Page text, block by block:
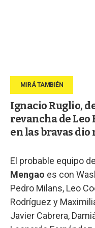
Ignacio Ruglio,
revancha de Leo
en las bravas dio
El probable equipo
Mengao es con
Pedro Milans, Leo
Rodríguez y
Javier Cabrera,